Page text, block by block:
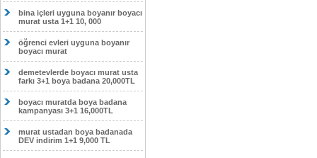
bina içleri uyguna boyanır boyacı
murat usta 1+1 10, 000
öğrenci evleri uyguna boyanır
boyacı murat
demetevlerde boyacı murat usta
farkı 3+1 boya badana 20,000TL
boyacı muratda boya badana
kampanyası 3+1 16,000TL
murat ustadan boya badanada
DEV indirim 1+1 9,000 TL